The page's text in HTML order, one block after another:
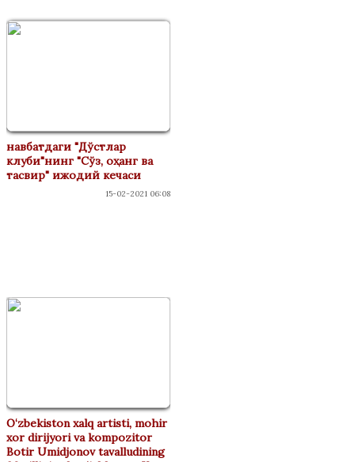
навбатдаги "Дўстлар
клуби"нинг "Сўз, оҳанг ва
тасвир" ижодий кечаси
15-02-2021 06:08
O‘zbekiston xalq artisti, mohir
xor dirijyori va kompozitor
Botir Umidjonov tavalludining